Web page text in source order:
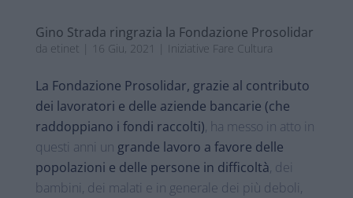
Gino Strada ringrazia la Fondazione Prosolidar
da etinet 16 Giu, 2021 Iniziative Fare Cultura
La Fondazione Prosolidar, grazie al contributo
dei lavoratori e delle aziende bancarie (che
raddoppiano i fondi raccolti), ha messo in atto in
questi anni un grande lavoro a favore delle
popolazioni e delle persone in difficoltà, dei
bambini, dei malati e in generale dei più deboli,